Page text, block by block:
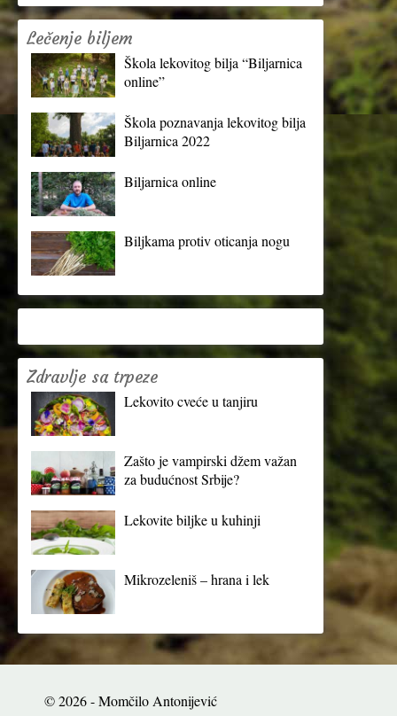
Lečenje biljem
Škola lekovitog bilja “Biljarnica
online”
Škola poznavanja lekovitog bilja
Biljarnica 2022
Biljarnica online
Biljkama protiv oticanja nogu
Zdravlje sa trpeze
Lekovito cveće u tanjiru
Zašto je vampirski džem važan
za budućnost Srbije?
Lekovite biljke u kuhinji
Mikrozeleniš – hrana i lek
© 2026 - Momčilo Antonijević